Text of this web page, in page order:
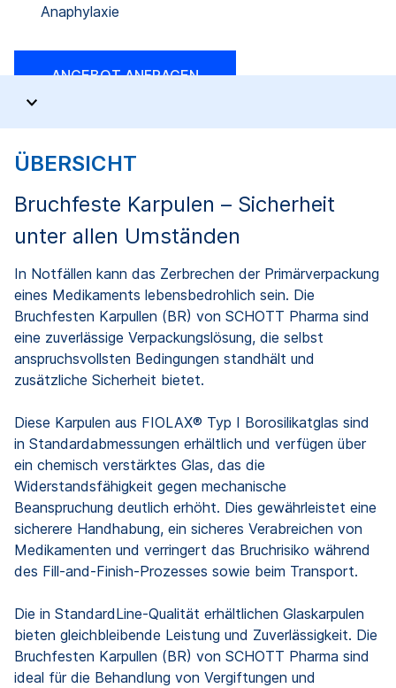
Anaphylaxie
ANGEBOT ANFRAGEN
ÜBERSICHT
Bruchfeste Karpulen – Sicherheit
unter allen Umständen
In Notfällen kann das Zerbrechen der Primärverpackung
eines Medikaments lebensbedrohlich sein. Die
Bruchfesten Karpullen (BR) von SCHOTT Pharma sind
eine zuverlässige Verpackungslösung, die selbst
anspruchsvollsten Bedingungen standhält und
zusätzliche Sicherheit bietet.
Diese Karpulen aus FIOLAX® Typ I Borosilikatglas sind
in Standardabmessungen erhältlich und verfügen über
ein chemisch verstärktes Glas, das die
Widerstandsfähigkeit gegen mechanische
Beanspruchung deutlich erhöht. Dies gewährleistet eine
sicherere Handhabung, ein sicheres Verabreichen von
Medikamenten und verringert das Bruchrisiko während
des Fill-and-Finish-Prozesses sowie beim Transport.
Die in StandardLine-Qualität erhältlichen Glaskarpulen
bieten gleichbleibende Leistung und Zuverlässigkeit. Die
Bruchfesten Karpullen (BR) von SCHOTT Pharma sind
ideal für die Behandlung von Vergiftungen und